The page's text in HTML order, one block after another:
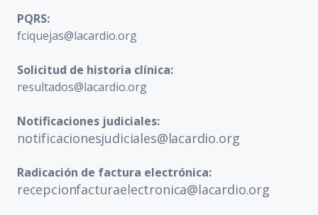
PQRS:
fciquejas@lacardio.org
Solicitud de historia clínica:
resultados@lacardio.org
Notificaciones judiciales:
notificacionesjudiciales@lacardio.org
Radicación de factura electrónica:
recepcionfacturaelectronica@lacardio.org